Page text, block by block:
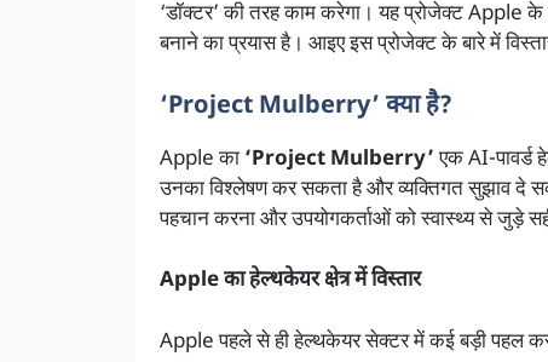
‘डॉक्टर’ की तरह काम करेगा। यह प्रोजेक्ट Apple
बनाने का प्रयास है। आइए इस प्रोजेक्ट के बारे में
‘Project Mulberry’ क्या है?
Apple का ‘Project Mulberry’एक AI-पावर्ड
उनका विश्लेषण कर सकता है और व्यक्तिगत सुझाव दे
पहचान करना और उपयोगकर्ताओं को स्वास्थ्य से जुड़े
Apple का हेल्थकेयर क्षेत्र में विस्तार
Apple पहले से ही हेल्थकेयर सेक्टर में कई बड़ी पहल